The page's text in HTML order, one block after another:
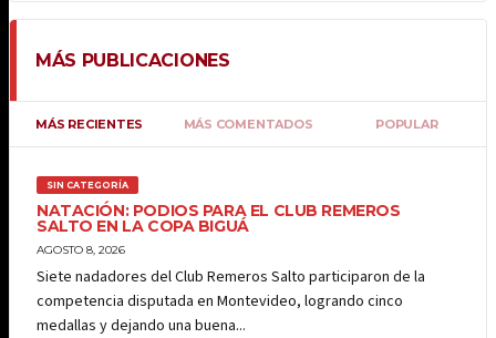
MÁS PUBLICACIONES
MÁS RECIENTES MÁS COMENTADOS POPULAR
SIN CATEGORÍA
NATACIÓN: PODIOS PARA EL CLUB REMEROS
SALTO EN LA COPA BIGUÁ
AGOSTO 8, 2026
Siete nadadores del Club Remeros Salto participaron de la
competencia disputada en Montevideo, logrando cinco
medallas y dejando una buena...